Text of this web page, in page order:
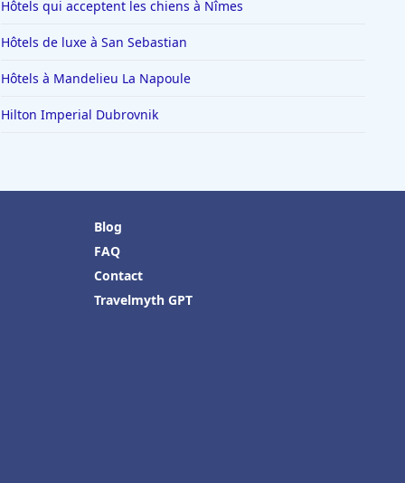
Hôtels qui acceptent les chiens à Nîmes
Hôtels de luxe à San Sebastian
Hôtels à Mandelieu La Napoule
Hilton Imperial Dubrovnik
Blog
FAQ
Contact
Travelmyth GPT